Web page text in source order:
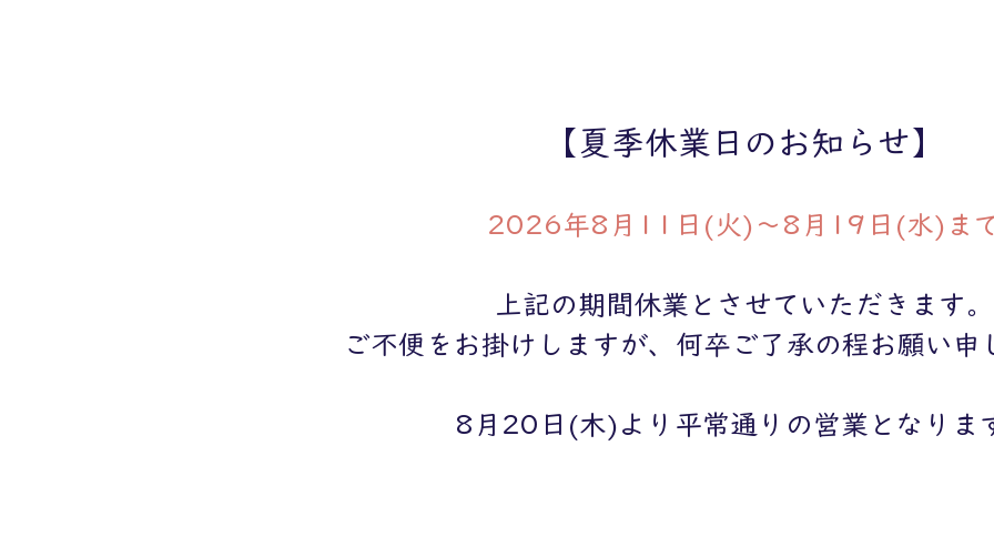
【夏季休業日のお知らせ】
2026年8月11日(火)～8月19日(水)ま
上記の期間休業とさせていただきます。
ご不便をお掛けしますが、何卒ご了承の程お願い申
8月20日(木)より平常通りの営業となりま